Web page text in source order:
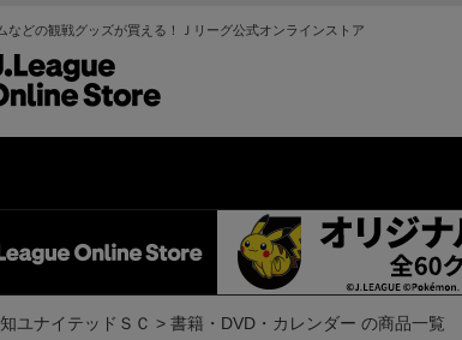
などの観戦グッズが買える！Ｊリーグ公式オンラインストア
ユナイテッドＳＣ 書籍・DVD・カレンダー の商品一覧